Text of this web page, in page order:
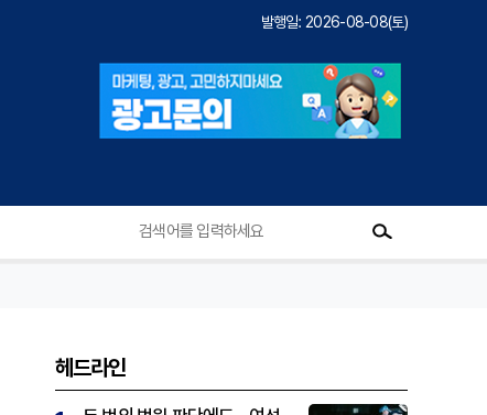
발행일: 2026-08-08(토)
헤드라인